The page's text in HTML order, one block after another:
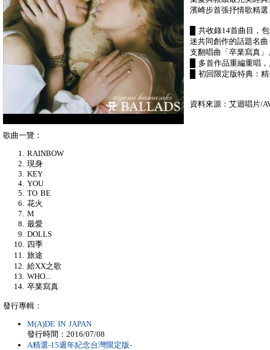
濱崎步首張抒情歌精選
█ 共收錄14首曲目，
迷共同創作的話題名
支翻唱曲「卒業寫真」
█ 多首作品重編重唱
█ 初回限定版特典：
資料來源：艾迴唱片/
歌曲一覽：
RAINBOW
現身
KEY
YOU
TO BE
花火
M
最愛
DOLLS
四季
旅途
給XX之歌
WHO...
卒業寫真
發行專輯：
M(A)DE IN JAPAN
發行時間：2016/07/08
A精選-15週年紀念台灣限定版-